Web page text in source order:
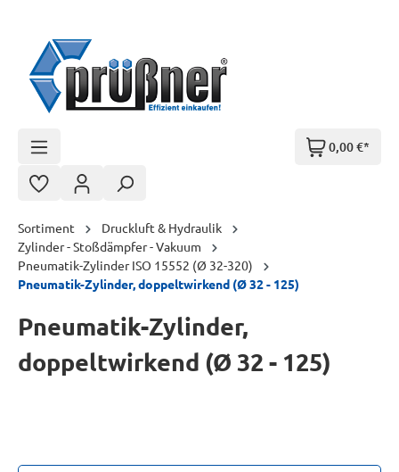
0,00 €*
Sortiment
Druckluft & Hydraulik
Zylinder - Stoßdämpfer - Vakuum
Pneumatik-Zylinder ISO 15552 (Ø 32-320)
Pneumatik-Zylinder, doppeltwirkend (Ø 32 - 125)
Pneumatik-Zylinder,
doppeltwirkend (Ø 32 - 125)